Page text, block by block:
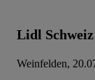
Lidl
Weinfelden,